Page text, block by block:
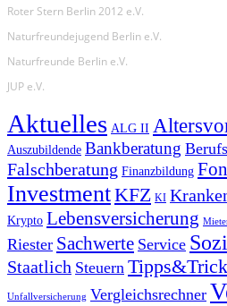
Roter Stern Berlin 2012 e.V.
Naturfreundejugend Berlin e.V.
Naturfreunde Berlin e.V.
JUP e.V.
Aktuelles ALG II
Auszubildende Bankberatung
Falschberatung Finanzbildung
InvestmentKFZ KI
Krypto Lebensversicherung
Riester Sachwerte Service
Staatlich Steuern
Unfallversicherung Vergleichsrechner